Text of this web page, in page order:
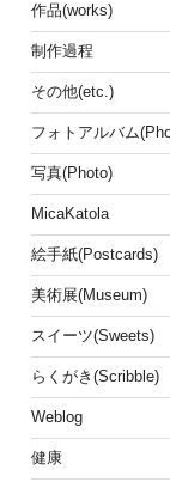
作品(works)
制作過程
その他(etc.)
フォトアルバム
写真(Photo)
MicaKatola
絵手紙(Postcards)
美術展(Museum)
スイーツ(Sweets)
らくがき(Scribble)
Weblog
健康